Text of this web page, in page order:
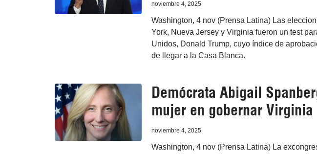
noviembre 4, 2025
Washington, 4 nov (Prensa Latina) Las
York, Nueva Jersey y Virginia fueron un test
Unidos, Donald Trump, cuyo índice de
de llegar a la Casa Blanca.
Demócrata Abigail
mujer en gobernar Virginia
noviembre 4, 2025
Washington, 4 nov (Prensa Latina) La